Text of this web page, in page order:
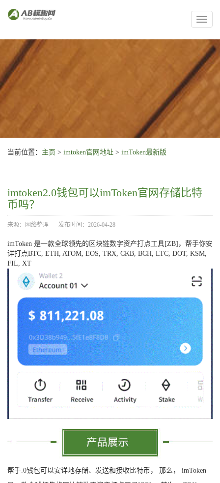
Toggle
当前位置： 主页 > imtoken官网地址 > imToken最新版
imtoken2.0钱包可以imToken官网存储比特
币吗？
来源：网络整理 发布时间：2026-04-28
imToken 是一款全球领先的区块链数字资产打点工具[ZB]，帮手你安
详打点BTC, ETH, ATOM, EOS, TRX, CKB, BCH, LTC, DOT, KSM,
FIL, XT
帮手.0钱包可以安详地存储、发送和接收比特币， 那么， imToken